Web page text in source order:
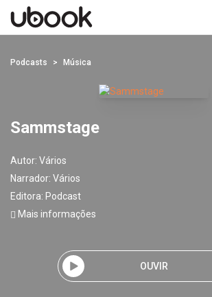
Podcasts Música
Sammstage
Autor: Vários
Narrador: Vários
Editora: Podcast
Mais informações
OUVIR